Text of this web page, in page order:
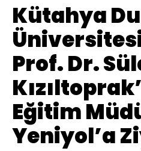
Kütahya
Prof. Dr.
Eğitim
Yeniyol’a